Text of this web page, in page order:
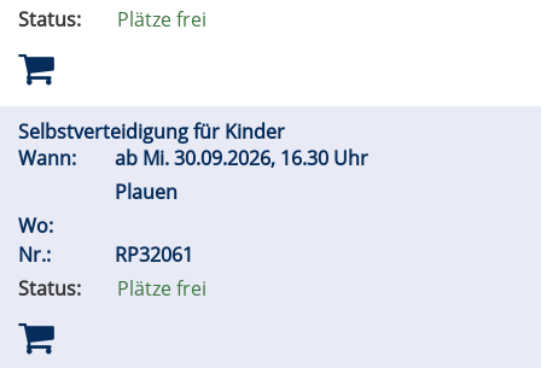
Status:
Plätze frei
Selbstverteidigung für Kinder
Wann:
ab Mi.30.09.2026, 16.30 Uhr
Plauen
Wo:
Nr.:
RP32061
Status:
Plätze frei